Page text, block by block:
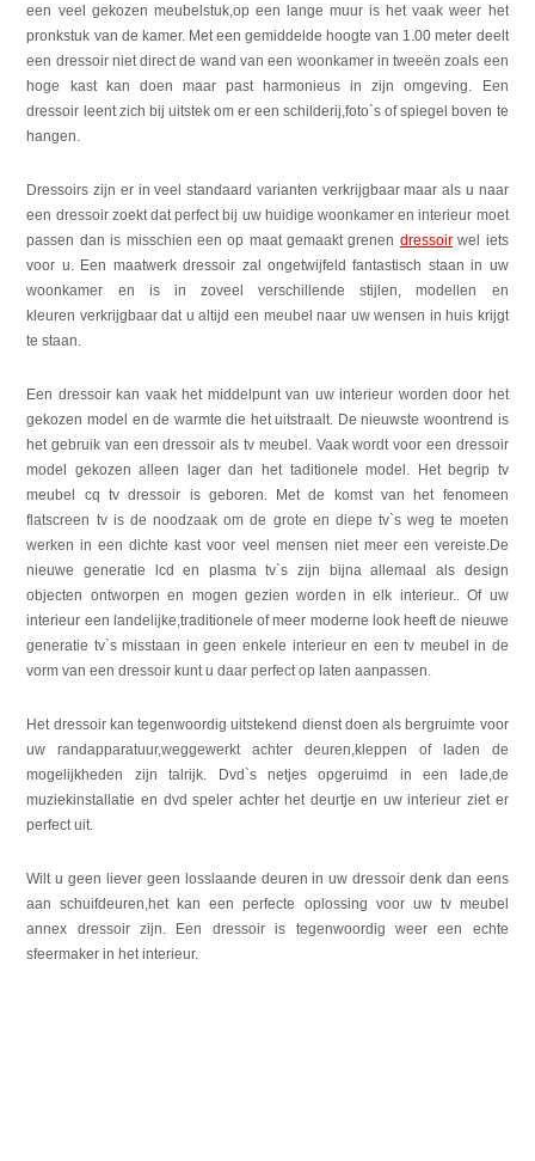
een veel gekozen meubelstuk,op een lange muur is het vaak weer het
pronkstuk van de kamer. Met een gemiddelde hoogte van 1.00 meter deelt
een dressoir niet direct de wand van een woonkamer in tweeën zoals een
hoge kast kan doen maar past harmonieus in zijn omgeving. Een
dressoir leent zich bij uitstek om er een schilderij,foto`s of spiegel boven te
hangen.
Dressoirs zijn er in veel standaard varianten verkrijgbaar maar als u naar
een dressoir zoekt dat perfect bij uw huidige woonkamer en interieur moet
passen dan is misschien een op maat gemaakt grenen dressoirwel iets
voor u. Een maatwerk dressoir zal ongetwijfeld fantastisch staan in uw
woonkamer en is in zoveel verschillende stijlen, modellen en
kleuren verkrijgbaar dat u altijd een meubel naar uw wensen in huis krijgt
te staan.
Een dressoir kan vaak het middelpunt van uw interieur worden door het
gekozen model en de warmte die het uitstraalt. De nieuwste woontrend is
het gebruik van een dressoir als tv meubel. Vaak wordt voor een dressoir
model gekozen alleen lager dan het taditionele model. Het begrip tv
meubel cq tv dressoir is geboren. Met de komst van het fenomeen
flatscreen tv is de noodzaak om de grote en diepe tv`s weg te moeten
werken in een dichte kast voor veel mensen niet meer een vereiste.De
nieuwe generatie lcd en plasma tv`s zijn bijna allemaal als design
objecten ontworpen en mogen gezien worden in elk interieur.. Of uw
interieur een landelijke,traditionele of meer moderne look heeft de nieuwe
generatie tv`s misstaan in geen enkele interieur en een tv meubel in de
vorm van een dressoir kunt u daar perfect op laten aanpassen.
Het dressoir kan tegenwoordig uitstekend dienst doen als bergruimte voor
uw randapparatuur,weggewerkt achter deuren,kleppen of laden de
mogelijkheden zijn talrijk. Dvd`s netjes opgeruimd in een lade,de
muziekinstallatie en dvd speler achter het deurtje en uw interieur ziet er
perfect uit.
Wilt u geen liever geen losslaande deuren in uw dressoir denk dan eens
aan schuifdeuren,het kan een perfecte oplossing voor uw tv meubel
annex dressoir zijn. Een dressoir is tegenwoordig weer een echte
sfeermaker in het interieur.